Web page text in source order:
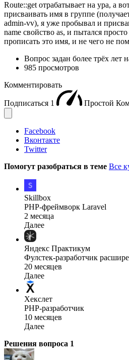
Route::get отрабатывает на ура, а
присваивать имя в группе
admin-vv), я уже пробывал и
name свойство as, и пытался
прописать это имя, и не чего не
Вопрос задан более трёх лет
985 просмотров
Комментировать
Подписаться 1 Простой
Facebook
Вконтакте
Twitter
Помогут разобраться в теме Все
Skillbox
PHP-фреймворк Laravel
2 месяца
Далее
Яндекс Практикум
Фулстек-разработчик
20 месяцев
Далее
Хекслет
PHP-разработчик
10 месяцев
Далее
Решения вопроса 1